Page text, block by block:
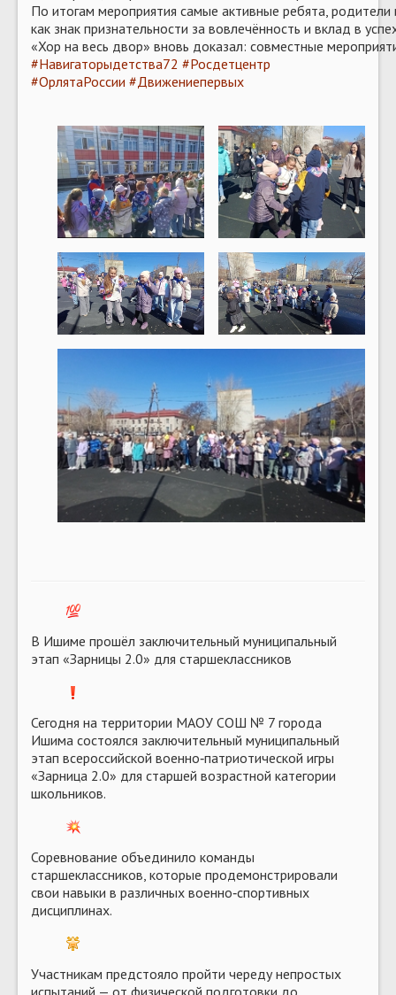
По итогам мероприятия самые активные ребята,
как знак признательности за вовлечённость и вклад в
️«Хор на весь двор» вновь доказал: совместные
#Навигаторыдетства72 #Росдетцентр
#ОрлятаРоссии #Движениепервых
В Ишиме прошёл заключительный муниципальный
этап «Зарницы 2.0» для старшеклассников
️Сегодня на территории МАОУ СОШ № 7 города
Ишима состоялся заключительный муниципальный
этап всероссийской военно‑патриотической игры
«Зарница 2.0» для старшей возрастной категории
школьников.
Соревнование объединило команды
старшеклассников, которые продемонстрировали
свои навыки в различных военно‑спортивных
дисциплинах.
Участникам предстояло пройти череду непростых
испытаний — от физической подготовки до